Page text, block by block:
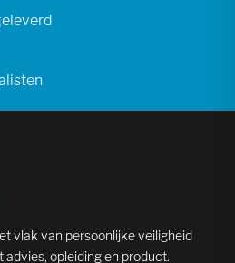
vlak van persoonlijke veiligheid
opleiding en product.